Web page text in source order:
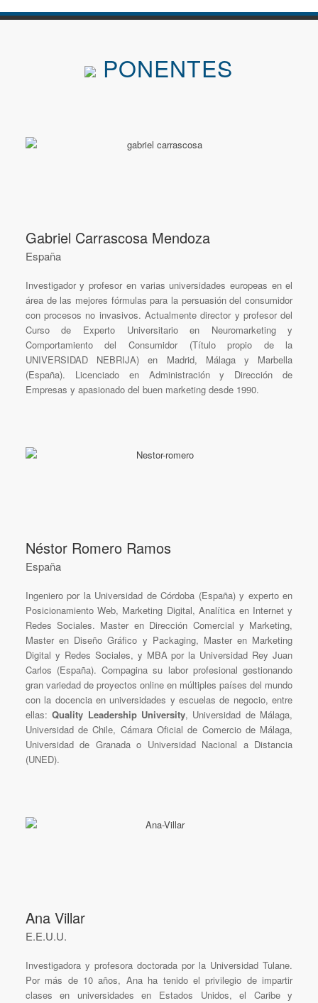
PONENTES
Gabriel Carrascosa Mendoza
España
Investigador y profesor en varias universidades europeas en el
área de las mejores fórmulas para la persuasión del consumidor
con procesos no invasivos. Actualmente director y profesor del
Curso de Experto Universitario en Neuromarketing y
Comportamiento del Consumidor (Título propio de la
UNIVERSIDAD NEBRIJA) en Madrid, Málaga y Marbella
(España). Licenciado en Administración y Dirección de
Empresas y apasionado del buen marketing desde 1990.
Néstor Romero Ramos
España
Ingeniero por la Universidad de Córdoba (España) y experto en
Posicionamiento Web, Marketing Digital, Analítica en Internet y
Redes Sociales. Master en Dirección Comercial y Marketing,
Master en Diseño Gráfico y Packaging, Master en Marketing
Digital y Redes Sociales, y MBA por la Universidad Rey Juan
Carlos (España). Compagina su labor profesional gestionando
gran variedad de proyectos online en múltiples países del mundo
con la docencia en universidades y escuelas de negocio, entre
ellas:Quality Leadership University, Universidad de Málaga,
Universidad deChile, Cámara Oficial de Comercio de Málaga,
Universidad de Granada o Universidad Nacional a Distancia
(UNED).
Ana Villar
E.E.U.U.
Investigadora y profesora doctorada por la Universidad Tulane.
Por más de 10 años, Ana ha tenido el privilegio de impartir
clases en universidades en Estados Unidos, el Caribe y